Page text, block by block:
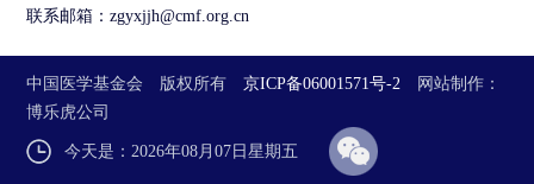
联系邮箱：zgyxjjh@cmf.org.cn
中国医学基金会 版权所有京ICP备06001571号-2 网站制作 ：
博乐虎公司
今天是：2026年08月07日星期五